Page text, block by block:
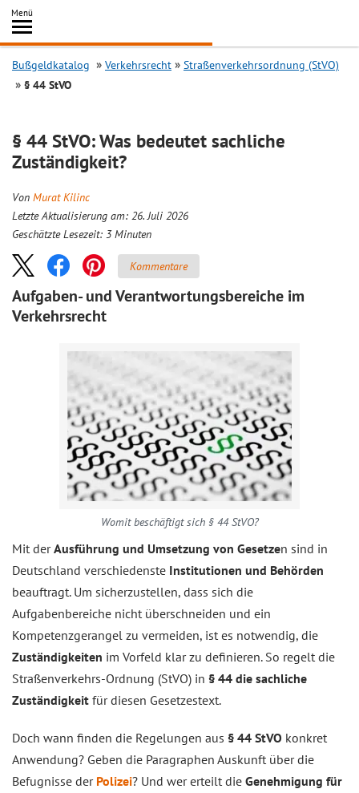
Inhalt
springen
Menü
Search
Bußgeldkatalog Verkehrsrecht
Straßenverkehrsordnung (StVO)
§ 44 StVO
§ 44 StVO: Was bedeutet sachliche
Zuständigkeit?
Von Murat Kilinc
Letzte Aktualisierung am: 26. Juli 2026
Geschätzte Lesezeit: 3 Minuten
Kommentare
Aufgaben- und Verantwortungs­bereiche im
Verkehrsrecht
Womit beschäftigt sich § 44 StVO?
Mit derAusführung und Umsetzung von Gesetzen sind in
Deutschland verschiedenste Institutionen und Behörden
beauftragt. Um sicherzustellen, dass sich die
Aufgabenbereiche nicht überschneiden und ein
Kompetenzgerangel zu vermeiden, ist es notwendig, die
Zuständigkeiten im Vorfeld klar zu definieren. So regelt die
Straßenverkehrs-Ordnung (StVO) in § 44 die sachliche
Zuständigkeit für diesen Gesetzestext.
Doch wann finden die Regelungen aus § 44 StVO konkret
Anwendung? Geben die Paragraphen Auskunft über die
Befugnisse der Polizei? Und wer erteilt die Genehmigung für